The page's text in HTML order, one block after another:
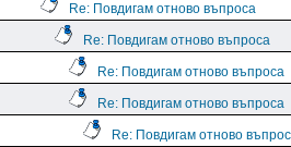
Re: Повдигам отново въпроса
Re: Повдигам отново въпроса
Re: Повдигам отново въпроса
Re: Повдигам отново въпроса
Re: Повдигам отново